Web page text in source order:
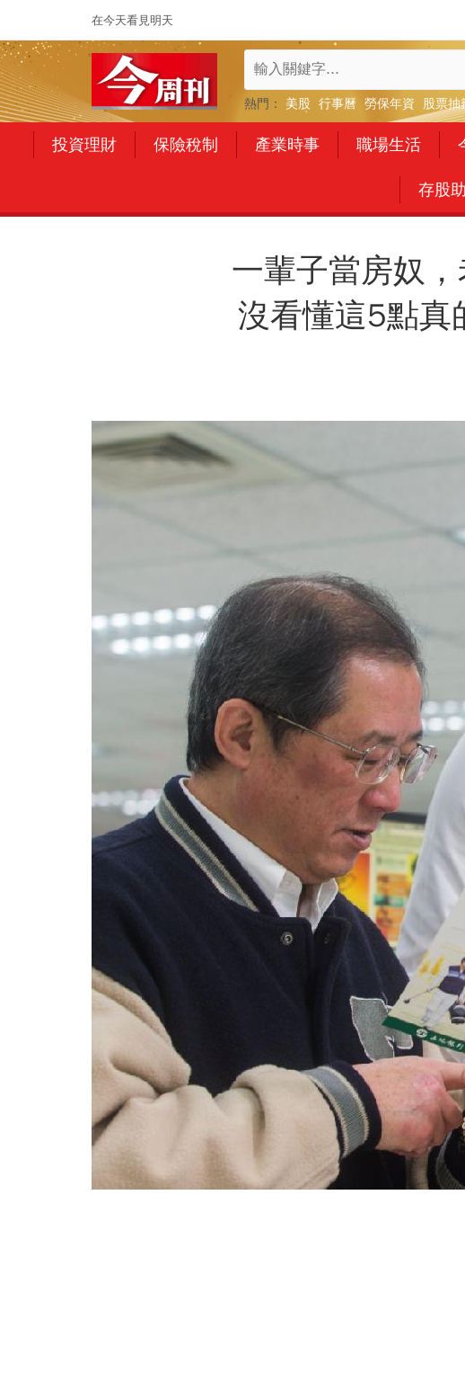
在今天看見明天
熱門： 美股 行事曆 勞保年資 股票抽
投資理財 保險稅制 產業時事 職場生活
存股
一輩子當房奴
沒看懂這5點真